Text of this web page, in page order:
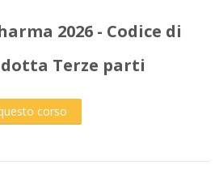
2026 - Codice di
Terze parti
corso